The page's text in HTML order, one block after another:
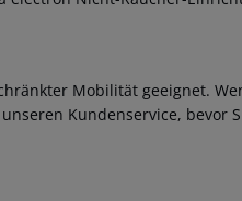
Mobilität geeignet.
Kundenservice, bevor